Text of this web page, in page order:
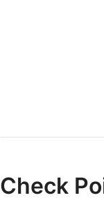
Check